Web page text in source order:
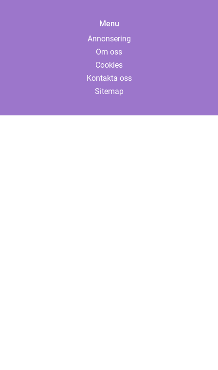
Menu
Annonsering
Om oss
Cookies
Kontakta oss
Sitemap